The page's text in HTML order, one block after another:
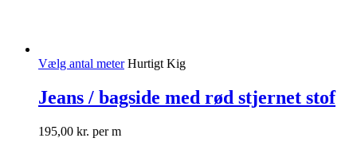
Vælg antal meter Hurtigt Kig
Jeans / bagside med rød stjernet stof
195,00 kr. per m